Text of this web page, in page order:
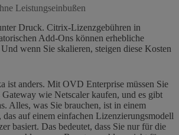
Leistungseinbußen
Druck. Citrix-Lizenzgebühren in
Add-Ons können erhebliche
wenn Sie skalieren, steigen diese Kosten
ist anders. Mit OVD Enterprise müssen Sie
Gateway wie Netscaler kaufen, und es gibt
Alles, was Sie brauchen, ist in einem
auf einem einfachen Lizenzierungsmodell
basiert. Das bedeutet, dass Sie nur für die